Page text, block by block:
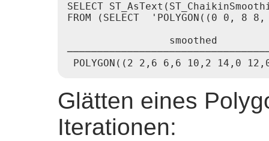
SELECT
FROM (SELECT  'POLYGON((0 0,
                 smoothed
Glätten eines
Iterationen: